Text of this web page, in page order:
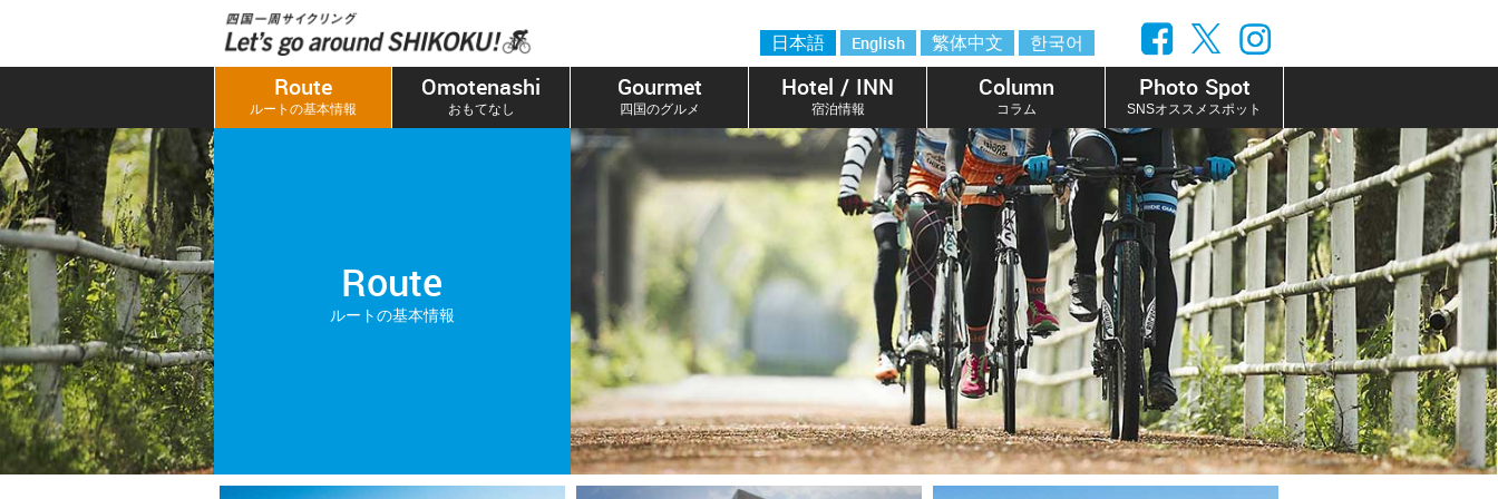
へ
ッ
プ
日本語 English 繁体中文 한국어
Route
ルートの基本情報
Omotenashi
おもてなし
Gourmet
四国のグルメ
Hotel / INN
宿泊情報
Column
コラム
Photo Spot
SNSオススメスポット
Route
ルートの基本情報